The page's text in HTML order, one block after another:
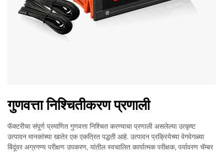
गुणवत्ता निश्चितीकरण प्रणाली
फॅक्टरीचा संपूर्ण प्रमाणित गुणवत्ता निश्चित करण्याचा प्रणाली असलेल्या उत्कृष्ट
उत्पादन मानकांच्या खातेर एक एकत्रित पद्धती आहे. उत्पादन प्रक्रियेच्या वेगवेगळ्या
बिंदूंवर अग्रगण्य परीक्षण उपकरण, यांतील स्वचालित कार्यात्मक परीक्षक, पर्यावरण चॅम्बर